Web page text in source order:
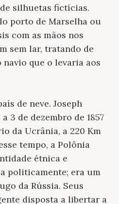
silhuetas fictícias.
porto de Marselha ou
com as mãos nos
sem lar, tratando de
que o levaria aos
de neve. Joseph
3 de dezembro de 1857
da Ucrânia, a 220 Km
tempo, a Polônia
étnica e
politicamente; era um
da Rússia. Seus
disposta a libertar a